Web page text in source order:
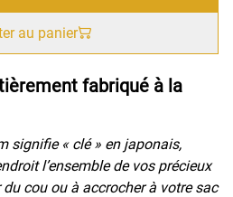
au panier
fabriqué à la
signifie « clé » en japonais,
l’ensemble de vos précieux
cou ou à accrocher à votre sac